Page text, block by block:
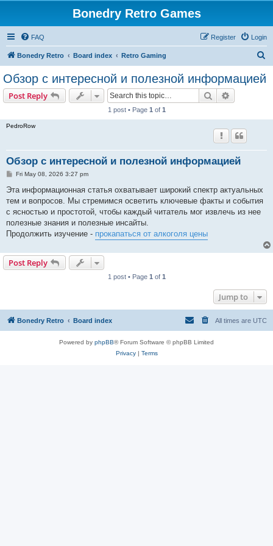
Bonedry Retro Games
FAQ Login
Register
Bonedry Retro Board index Retro Gaming
Обзор с интересной и полезной информацией
Post Reply Search
1 post • Page 1 of 1
PedroRow
Обзор с интересной и полезной информацией
P
s
Fri May 08, 2026 3:27 pm
Эта информационная статья охватывает широкий спектр актуальных
тем и вопросов. Мы стремимся осветить ключевые факты и события
с ясностью и простотой, чтобы каждый читатель мог извлечь из нее
полезные знания и полезные инсайты.
Продолжить изучение - прокапаться от алкоголя цены
Post Reply
1 post • Page 1 of 1
Jump to
Bonedry Retro Board index All times are UTC
Powered by phpBB® Forum Software © phpBB Limited
Privacy| Terms